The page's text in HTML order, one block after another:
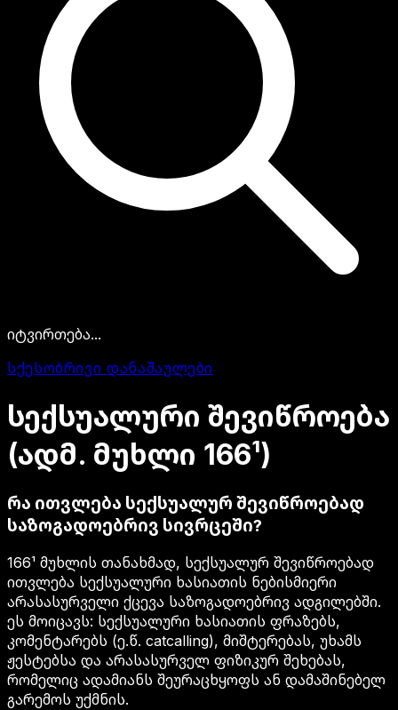
იტვირთება...
სქესობრივი დანაშაულები
სექსუალური შევიწროება
(ადმ. მუხლი 166¹)
რა ითვლება სექსუალურ შევიწროებად
საზოგადოებრივ სივრცეში?
166¹ მუხლის თანახმად, სექსუალურ შევიწროებად
ითვლება სექსუალური ხასიათის ნებისმიერი
არასასურველი ქცევა საზოგადოებრივ ადგილებში.
ეს მოიცავს: სექსუალური ხასიათის ფრაზებს,
კომენტარებს (ე.წ. catcalling), მიშტერებას, უხამს
ჟესტებსა და არასასურველ ფიზიკურ შეხებას,
რომელიც ადამიანს შეურაცხყოფს ან დამაშინებელ
გარემოს უქმნის.